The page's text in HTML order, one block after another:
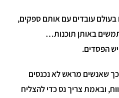
בעולם עובדים עם אותם ספקים,
באותן תוכנות…
הפסדים.
כך שאנשים מראש לא נכנסים
ובאמת צריך נס כדי להצליח